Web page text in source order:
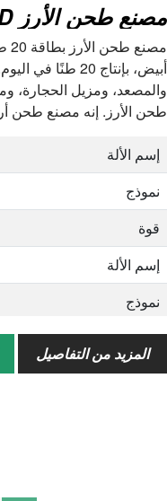
نموذج
قوة
مصنع طحن الأرز 20TPD
أبيض، بإنتاج
والمصعد، ومزيل الحجارة،
طحن الأرز. إنه مصنع طحن
إسم الألة
نموذج
قوة
إسم الألة
نموذج
قوة
إسم الألة
المزيد من التفاصيل